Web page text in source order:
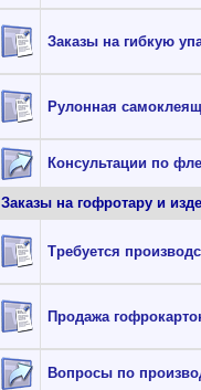
Заказы на гибкую
Рулонная
Консультации по
Заказы на гофротару и
Требуется
Продажа
Вопросы по